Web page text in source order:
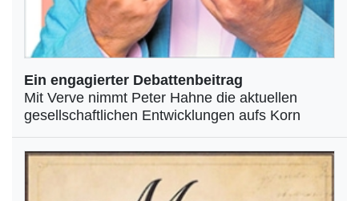
Ein engagierter Debattenbeitrag
Mit Verve nimmt Peter Hahne die aktuellen
gesellschaftlichen Entwicklungen aufs Korn